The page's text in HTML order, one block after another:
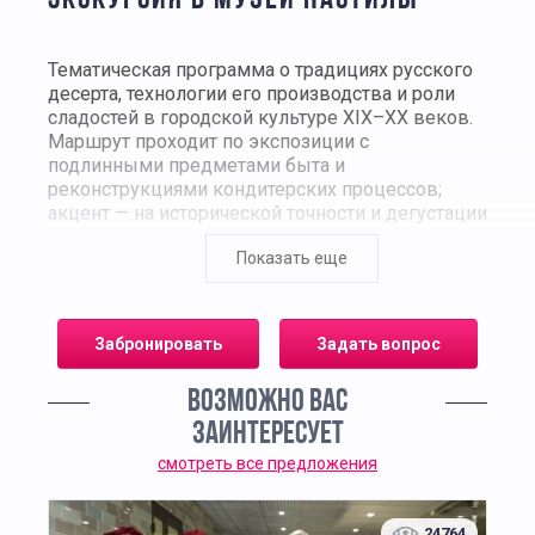
Тематическая программа о традициях русского
десерта, технологии его производства и роли
сладостей в городской культуре XIX–XX веков.
Маршрут проходит по экспозиции с
подлинными предметами быта и
реконструкциями кондитерских процессов;
акцент — на исторической точности и дегустации
В программе
Происхождение пастилы:сырьё,
сезонность, торговые пути, место десерта в
повседневной и праздничной кухне.
полуфабриката, уваривание, взбивание,
сушка на листах, хранение.
Инструменты и утварь:противни, решётки,
Показать еще
Забронировать Задать вопрос
ВОЗМОЖНО ВАС
ЗАИНТЕРЕСУЕТ
смотреть все предложения